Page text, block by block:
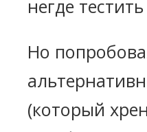
негде тестить
Но
(который